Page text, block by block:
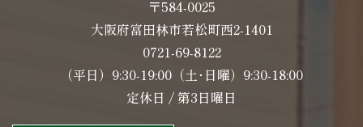
〒584-0025
大阪府富田林市若松町西2-1401
0721-69-8122
（平日）9:30-19:00（土･日曜）9:30-18:00
定休日 / 第3日曜日